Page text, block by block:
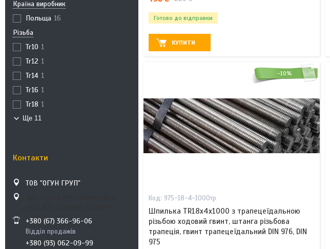
Країна виробник
Польща 16
Різьба
Tr10 1
Tr12 1
Tr14 1
Tr16 1
Tr18 1
Ще 11
Контакти
ТОВ "ОГУН ГРУП"
+380 (67) 366-96-06
Відділ продажів
+380 (93) 062-09-99
Готово до відправки
КУПИТИ
–10%
975-18-4-1000тр
Шпилька TR18x4х1000 з трапецеїдальною
різьбою ходовий гвинт, штанга різьбова
трапеція, гвинт трапецеїдальний DIN 976, DIN
975